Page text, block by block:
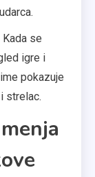
se
igre i
pokazuje
strelac.